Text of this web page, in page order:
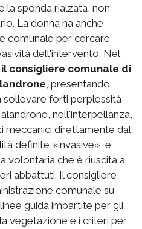
la sponda rialzata, non
La donna ha anche
comunale per cercare
dell'intervento. Nel
il consigliere comunale di
, presentando
sollevare forti perplessità
nell'interpellanza,
meccanici direttamente dal
definite «invasive», e
volontaria che è riuscita a
abbattuti. Il consigliere
comunale su
guida impartite per gli
vegetazione e i criteri per